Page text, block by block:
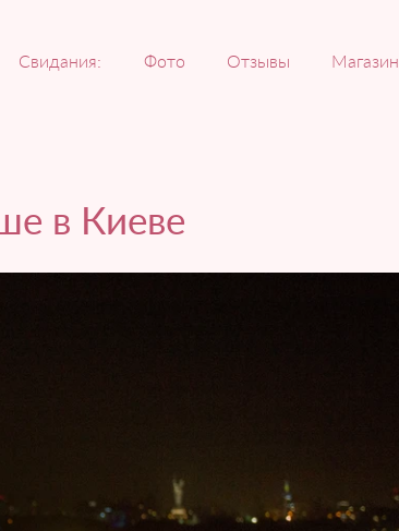
Свидания: Фото Отзывы Магазин
в Киеве